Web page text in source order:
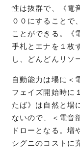
性は抜群で、《電
００にすることで
ことができる。《
手札とエナを１枚
し、どんどんリソ
自動能力は場に＜
フェイズ開始時に
たば》は自然と場
ないので、＜電音
ドローとなる。増
シグニのコストに